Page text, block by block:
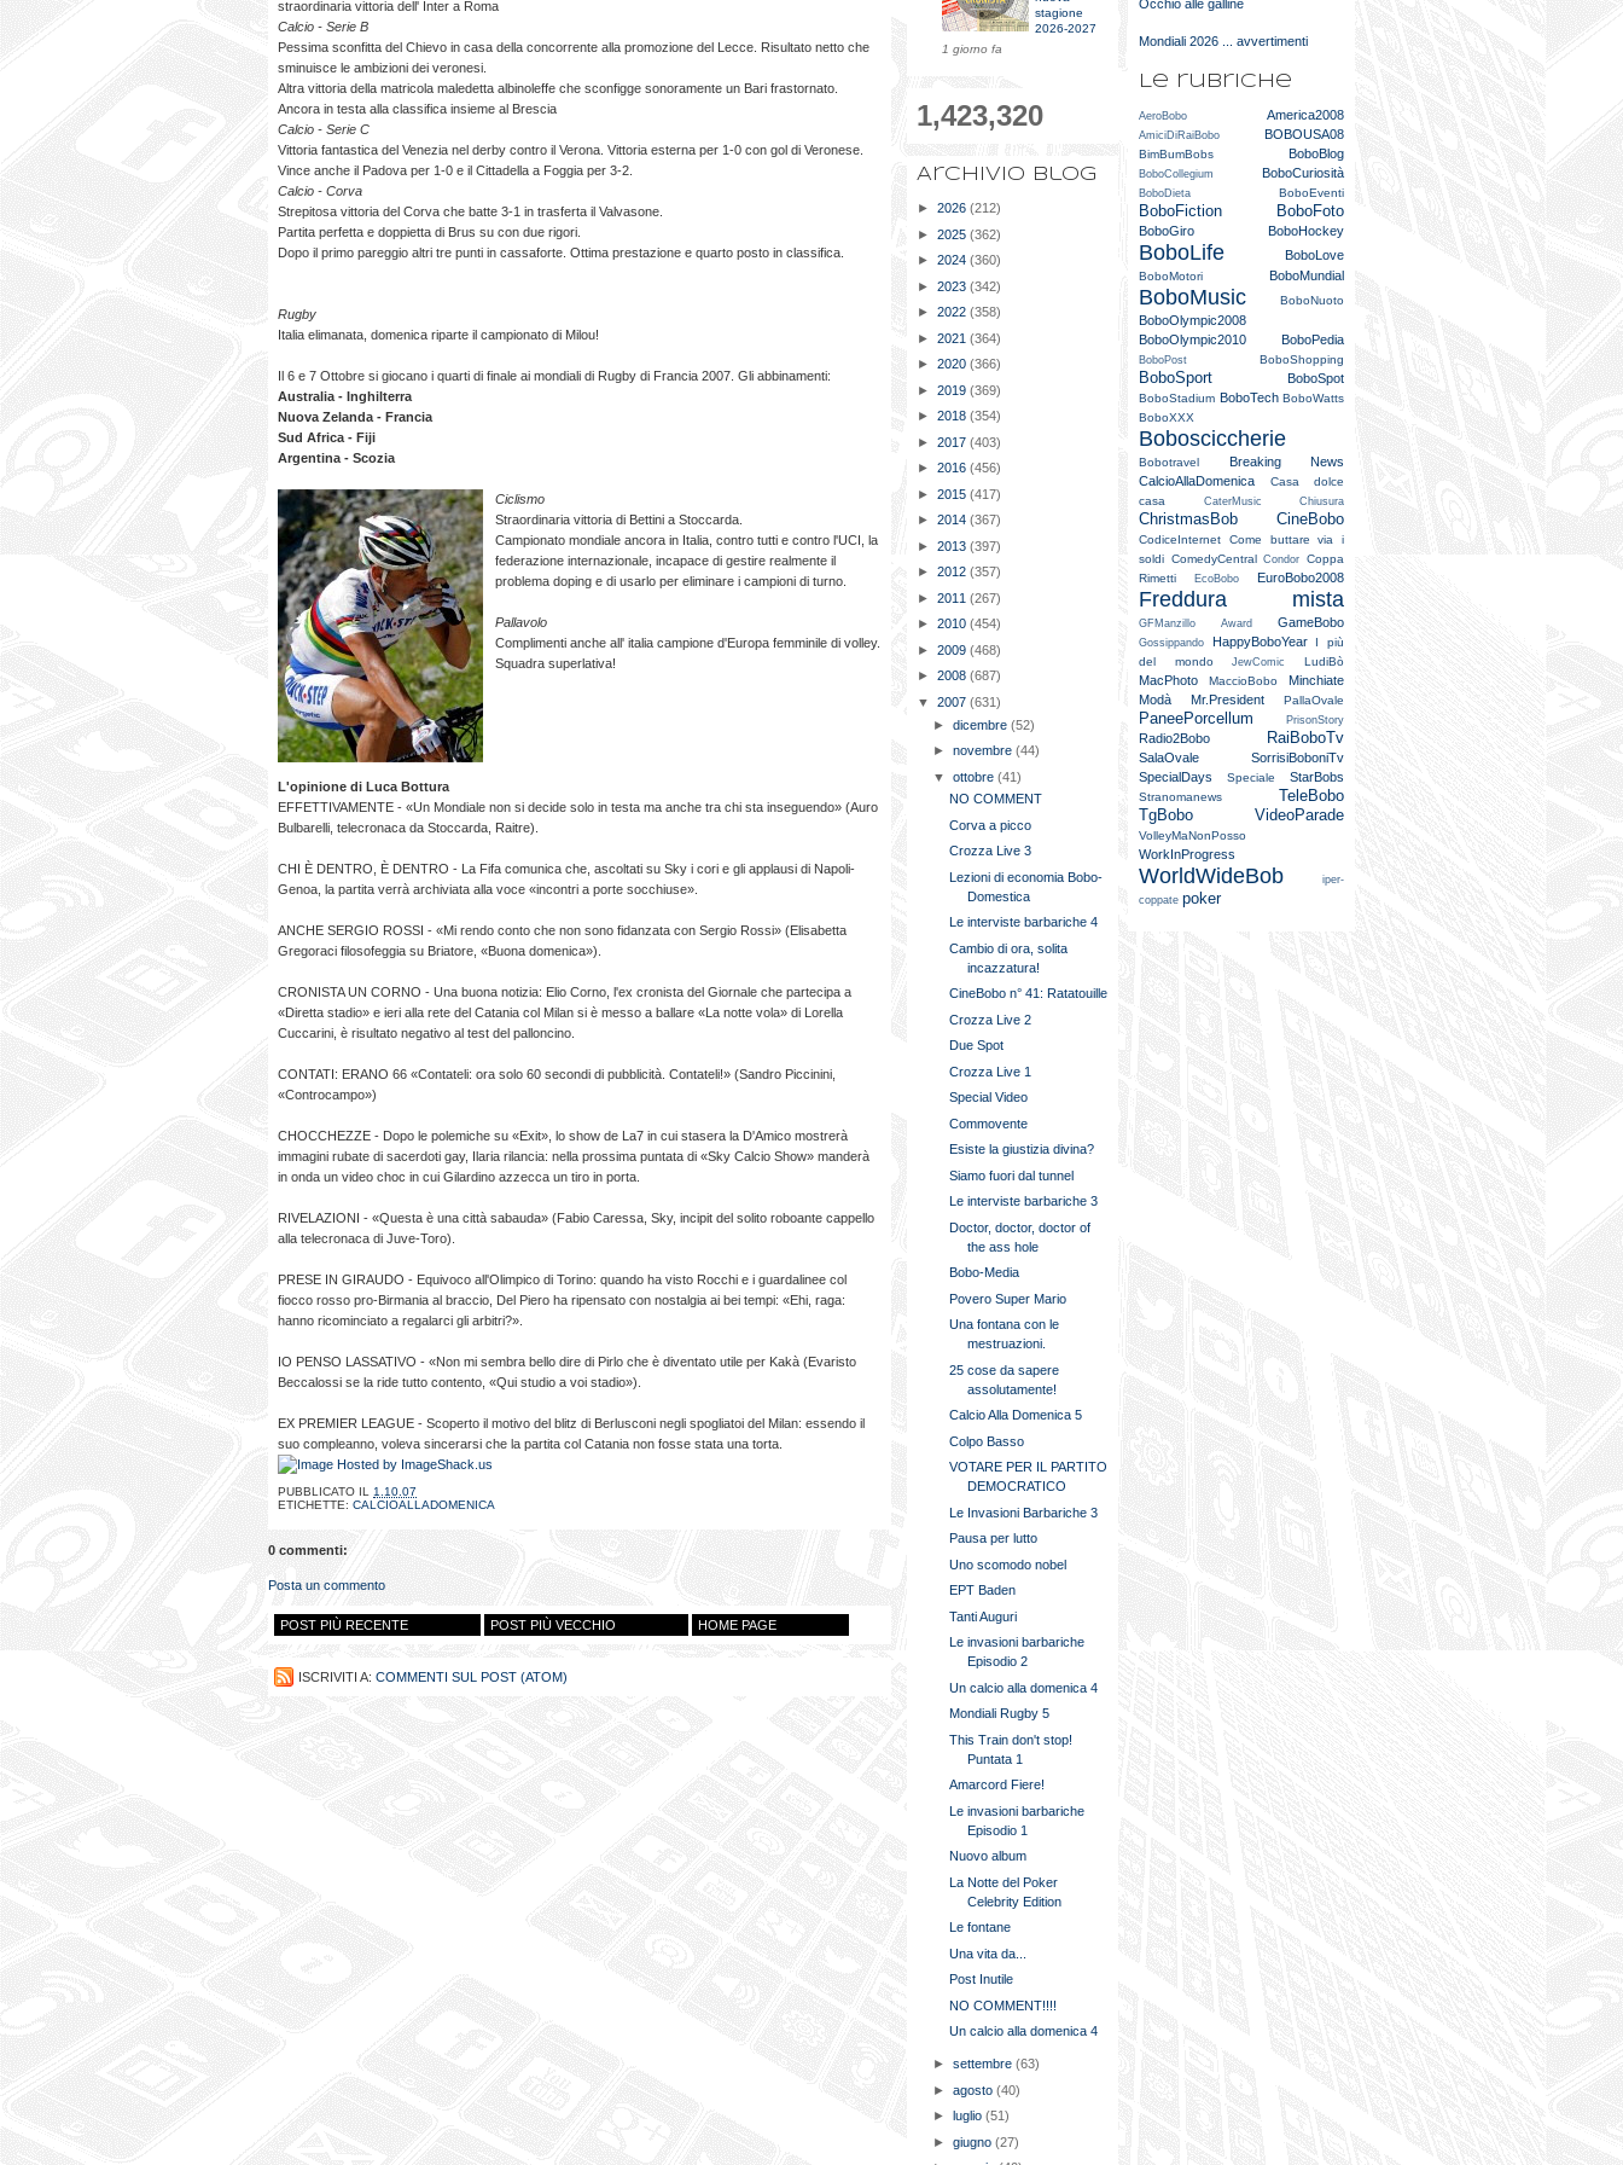
straordinaria vittoria dell' Inter a Roma
Calcio - Serie B
Pessima sconfitta del Chievo in casa della concorrente alla promozione del Lecce. Risultato netto che
sminuisce le ambizioni dei veronesi.
Altra vittoria della matricola maledetta albinoleffe che sconfigge sonoramente un Bari frastornato.
Ancora in testa alla classifica insieme al Brescia
Calcio - Serie C
Vittoria fantastica del Venezia nel derby contro il Verona. Vittoria esterna per 1-0 con gol di Veronese.
Vince anche il Padova per 1-0 e il Cittadella a Foggia per 3-2.
Calcio - Corva
Strepitosa vittoria del Corva che batte 3-1 in trasferta il Valvasone.
Partita perfetta e doppietta di Brus su con due rigori.
Dopo il primo pareggio altri tre punti in cassaforte. Ottima prestazione e quarto posto in classifica.
Rugby
Italia elimanata, domenica riparte il campionato di Milou!
Il 6 e 7 Ottobre si giocano i quarti di finale ai mondiali di Rugby di Francia 2007. Gli abbinamenti:
Australia - Inghilterra
Nuova Zelanda - Francia
Sud Africa - Fiji
Argentina - Scozia
Ciclismo
Straordinaria vittoria di Bettini a Stoccarda.
Campionato mondiale ancora in Italia, contro tutti e contro l'UCI, la
federazione internazionale, incapace di gestire realmente il
problema doping e di usarlo per eliminare i campioni di turno.
Pallavolo
Complimenti anche all' italia campione d'Europa femminile di volley.
Squadra superlativa!
L'opinione di Luca Bottura
EFFETTIVAMENTE - «Un Mondiale non si decide solo in testa ma anche tra chi sta inseguendo» (Auro
Bulbarelli, telecronaca da Stoccarda, Raitre).
CHI È DENTRO, È DENTRO - La Fifa comunica che, ascoltati su Sky i cori e gli applausi di Napoli-
Genoa, la partita verrà archiviata alla voce «incontri a porte socchiuse».
ANCHE SERGIO ROSSI - «Mi rendo conto che non sono fidanzata con Sergio Rossi» (Elisabetta
Gregoraci filosofeggia su Briatore, «Buona domenica»).
CRONISTA UN CORNO - Una buona notizia: Elio Corno, l'ex cronista del Giornale che partecipa a
«Diretta stadio» e ieri alla rete del Catania col Milan si è messo a ballare «La notte vola» di Lorella
Cuccarini, è risultato negativo al test del palloncino.
CONTATI: ERANO 66 «Contateli: ora solo 60 secondi di pubblicità. Contateli!» (Sandro Piccinini,
«Controcampo»)
CHOCCHEZZE - Dopo le polemiche su «Exit», lo show de La7 in cui stasera la D'Amico mostrerà
immagini rubate di sacerdoti gay, Ilaria rilancia: nella prossima puntata di «Sky Calcio Show» manderà
in onda un video choc in cui Gilardino azzecca un tiro in porta.
RIVELAZIONI - «Questa è una città sabauda» (Fabio Caressa, Sky, incipit del solito roboante cappello
alla telecronaca di Juve-Toro).
PRESE IN GIRAUDO - Equivoco all'Olimpico di Torino: quando ha visto Rocchi e i guardalinee col
fiocco rosso pro-Birmania al braccio, Del Piero ha ripensato con nostalgia ai bei tempi: «Ehi, raga:
hanno ricominciato a regalarci gli arbitri?».
IO PENSO LASSATIVO - «Non mi sembra bello dire di Pirlo che è diventato utile per Kakà (Evaristo
Beccalossi se la ride tutto contento, «Qui studio a voi stadio»).
EX PREMIER LEAGUE - Scoperto il motivo del blitz di Berlusconi negli spogliatoi del Milan: essendo il
suo compleanno, voleva sincerarsi che la partita col Catania non fosse stata una torta.
PUBBLICATO IL 1.10.07
ETICHETTE: CALCIOALLADOMENICA
0 commenti:
Posta un commento
POST PIÙ RECENTE POST PIÙ VECCHIO HOME PAGE
ISCRIVITI A: COMMENTI SUL POST (ATOM)
stagione
2026-2027
1 giorno fa
1,423,320
Archivio blog
► 2026 (212)
► 2025 (362)
► 2024 (360)
► 2023 (342)
► 2022 (358)
► 2021 (364)
► 2020 (366)
► 2019 (369)
► 2018 (354)
► 2017 (403)
► 2016 (456)
► 2015 (417)
► 2014 (367)
► 2013 (397)
► 2012 (357)
► 2011 (267)
► 2010 (454)
► 2009 (468)
► 2008 (687)
▼ 2007 (631)
►dicembre(52)
►novembre(44)
▼ottobre(41)
NO COMMENT
Corva a picco
Crozza Live 3
Lezioni di economia Bobo-
Domestica
Le interviste barbariche 4
Cambio di ora, solita
incazzatura!
CineBobo n° 41: Ratatouille
Crozza Live 2
Due Spot
Crozza Live 1
Special Video
Commovente
Esiste la giustizia divina?
Siamo fuori dal tunnel
Le interviste barbariche 3
Doctor, doctor, doctor of
the ass hole
Bobo-Media
Povero Super Mario
Una fontana con le
mestruazioni.
25 cose da sapere
assolutamente!
Calcio Alla Domenica 5
Colpo Basso
VOTARE PER IL PARTITO
DEMOCRATICO
Le Invasioni Barbariche 3
Pausa per lutto
Uno scomodo nobel
EPT Baden
Tanti Auguri
Le invasioni barbariche
Episodio 2
Un calcio alla domenica 4
Mondiali Rugby 5
This Train don't stop!
Puntata 1
Amarcord Fiere!
Le invasioni barbariche
Episodio 1
Nuovo album
La Notte del Poker
Celebrity Edition
Le fontane
Una vita da...
Post Inutile
NO COMMENT!!!!
Un calcio alla domenica 4
►settembre(63)
►agosto(40)
►
luglio(51)
►giugno(27)
Occhio alle galline
Mondiali 2026 ... avvertimenti
Le rubriche
AeroBobo America2008
AmiciDiRaiBobo BOBOUSA08
BimBumBobs BoboBlog
BoboCollegium BoboCuriosità
BoboDieta BoboEventi
BoboFiction BoboFoto
BoboGiro BoboHockey
BoboLife BoboLove
BoboMotori BoboMundial
BoboMusic BoboNuoto
BoboOlympic2008
BoboOlympic2010
BoboPedia
BoboPost BoboShopping
BoboSport BoboSpot
BoboStadium BoboTech BoboWatts
BoboXXX
Bobosciccherie
Bobotravel
Breaking News
CalcioAllaDomenica
Casa dolce
casa
CaterMusic Chiusura
ChristmasBob CineBobo
CodiceInternet
Come buttare via i
soldi ComedyCentral Condor
Coppa
Rimetti
EcoBobo EuroBobo2008
Freddura mista
GFManzillo Award GameBobo
Gossippando HappyBoboYear
I più
del mondo
JewComic LudiBò
MacPhoto MaccioBobo
Minchiate
Modà
Mr.President PallaOvale
PaneePorcellum PrisonStory
Radio2Bobo RaiBoboTv
SalaOvale
SorrisiBoboniTv
SpecialDays
Speciale StarBobs
Stranomanews
TeleBobo
TgBobo
VideoParade
VolleyMaNonPosso
WorkInProgress
WorldWideBob
iper-
coppate poker